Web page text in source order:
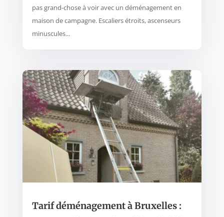
pas grand-chose à voir avec un déménagement en
maison de campagne. Escaliers étroits, ascenseurs
minuscules...
Tarif déménagement à Bruxelles :